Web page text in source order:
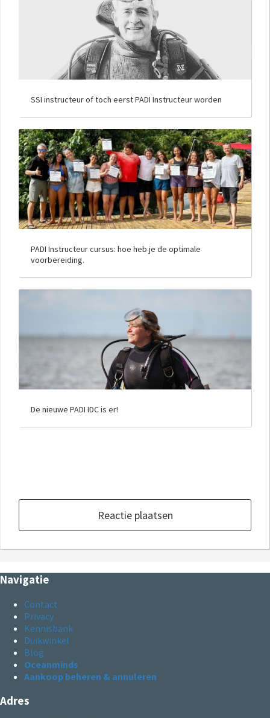
SSI instructeur of toch eerst PADI Instructeur worden
PADI Instructeur cursus: hoe heb je de optimale
voorbereiding.
De nieuwe PADI IDC is er!
Reactie plaatsen
Navigatie
Contact
Privacy
Kennisbank
Duikwinkel
Blog
Oceanminds
Aankoop beheren & annuleren
Adres